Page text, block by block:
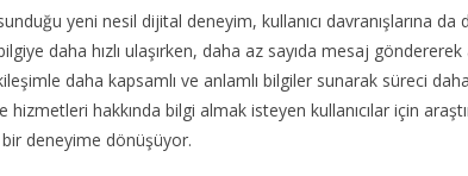
yeni nesil dijital deneyim, kullanıcı davranışlarına da
daha hızlı ulaşırken, daha az sayıda mesaj
daha kapsamlı ve anlamlı bilgiler sunarak süreci
hizmetleri hakkında bilgi almak isteyen kullanıcılar için
deneyime dönüşüyor.